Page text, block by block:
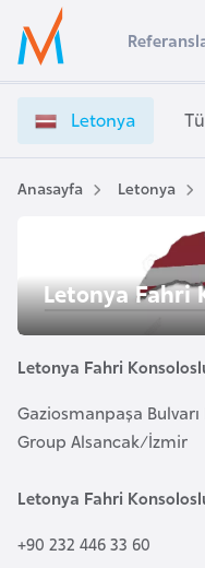
Ülke Seçimi
Başvuru yapmak istediğiniz
Üye
Girişi
e
o
n
z
e
İ
ş
e
m
e
i
Letonya
Anasayfa Letonya
Letonya Fahri
Letonya Fahri
Gaziosmanpaşa
Group Alsancak/İzmir
Letonya Fahri
+90 232 446 33 60
s
t
r
a
v
u
s
u
r
a